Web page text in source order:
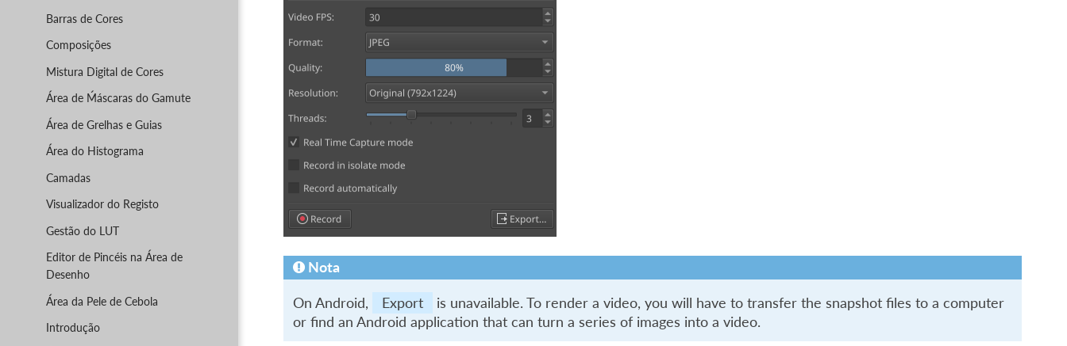
Barras de Cores
Composições
Mistura Digital de Cores
Área de Ḿáscaras do Gamute
Área de Grelhas e Guias
Área do Histograma
Camadas
Visualizador do Registo
Gestão do LUT
Editor de Pincéis na Área de
Desenho
Área da Pele de Cebola
Introdução
Nota
On Android, Export
is unavailable. To render a video, you will have to transfer the snapshot files to a computer
or find an Android application that can turn a series of images into a video.